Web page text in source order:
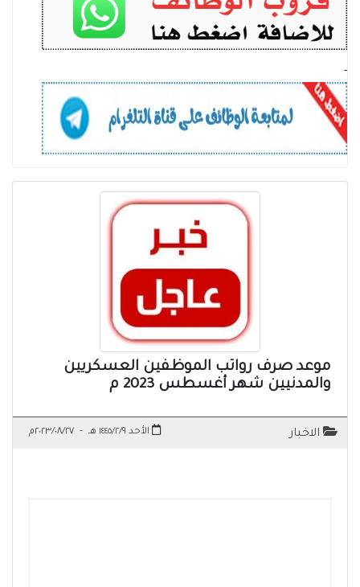
-
موعد صرف رواتب الموظفين العسكريين
والمدنيين شهر أغسطس 2023 م
الاخبار الأحد ١٤٤٥/٢/٩ هـ - ٢٠٢٣/٠٨/٢٧م